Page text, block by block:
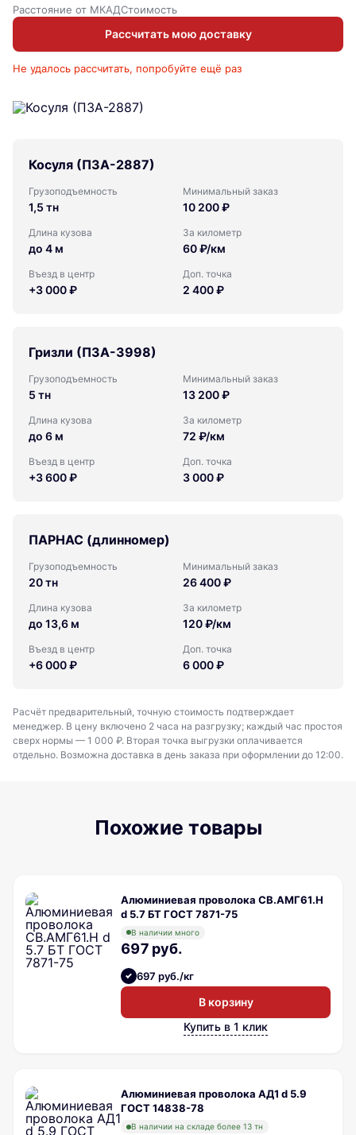
Расстояние от МКАДСтоимость
Рассчитать мою доставку
Не удалось рассчитать, попробуйте ещё раз
Косуля (ПЗА-2887)
Грузоподъемность
1,5 тн
Минимальный заказ
10 200 ₽
Длина кузова
до 4 м
За километр
60 ₽/км
Въезд в центр
+3 000 ₽
Доп. точка
2 400 ₽
Гризли (ПЗА-3998)
Грузоподъемность
5 тн
Минимальный заказ
13 200 ₽
Длина кузова
до 6 м
За километр
72 ₽/км
Въезд в центр
+3 600 ₽
Доп. точка
3 000 ₽
ПАРНАС (длинномер)
Грузоподъемность
20 тн
Минимальный заказ
26 400 ₽
Длина кузова
до 13,6 м
За километр
120 ₽/км
Въезд в центр
+6 000 ₽
Доп. точка
6 000 ₽
Расчёт предварительный, точную стоимость подтверждает
менеджер. В цену включено 2 часа на разгрузку; каждый час простоя
сверх нормы — 1 000 ₽. Вторая точка выгрузки оплачивается
отдельно. Возможна доставка в день заказа при оформлении до 12:00.
Похожие товары
Алюминиевая проволока СВ.АМГ61.Н
d 5.7 БТ ГОСТ 7871-75
В наличии много
697 руб.
697 руб./кг
В корзину
Купить в 1 клик
Алюминиевая проволока АД1 d 5.9
ГОСТ 14838-78
В наличии на складе более 13 тн